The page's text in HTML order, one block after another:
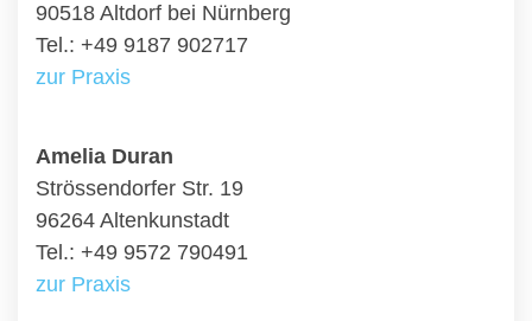
90518 Altdorf bei Nürnberg
Tel.: +49 9187 902717
zur Praxis
Amelia Duran
Strössendorfer Str. 19
96264 Altenkunstadt
Tel.: +49 9572 790491
zur Praxis